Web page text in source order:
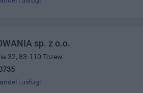
sp. z o.o.
32, 83-110 Tczew
i usługi